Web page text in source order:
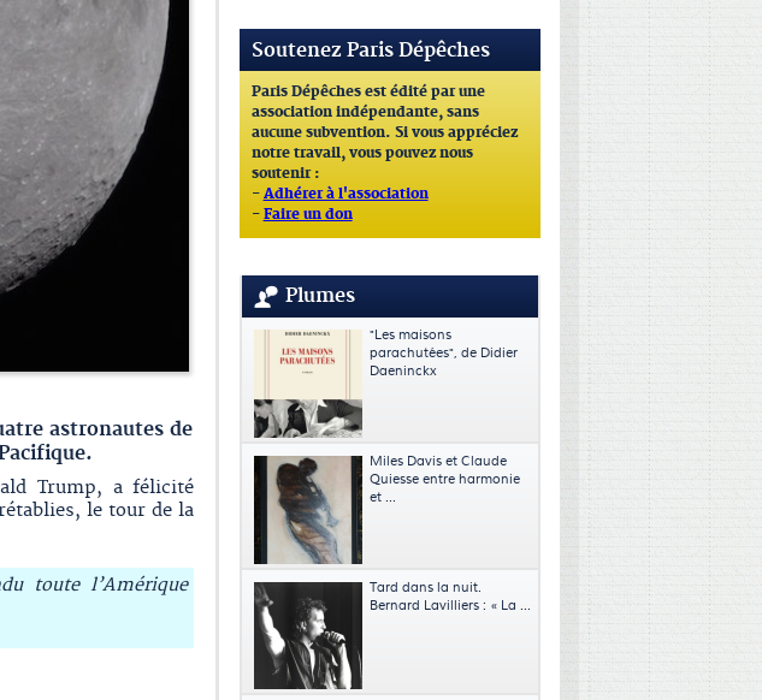
astronautes de
Trump, a félicité
le tour de la
toute l’Amérique
Soutenez Paris Dépêches
Paris Dépêches est édité par une
association indépendante, sans
aucune subvention. Si vous appréciez
notre travail, vous pouvez nous
soutenir :
- Adhérer à l'association
- Faire un don
Plumes
"Les maisons
parachutées", de Didier
Daeninckx
Miles Davis et Claude
Quiesse entre harmonie
et ...
Tard dans la nuit.
Bernard Lavilliers : « La ...